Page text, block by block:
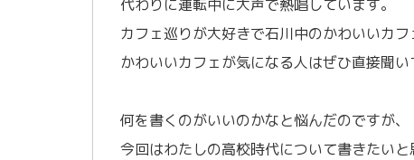
代わりに運転中に大声で熱唱しています。
カフェ巡りが大好きで石川中のかわいいカフ
かわいいカフェが気になる人はぜひ直接聞い
何を書くのがいいのかなと悩んだのですが、
今回はわたしの高校時代について書きたいと